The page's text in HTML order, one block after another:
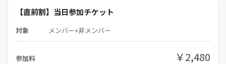
15:35~19:50
東京さくらトラム（都電荒川線）「 向原駅」 徒歩4分
東京メトロ丸ノ内線「新大塚駅」 徒歩7分
■開場時間：
【直前割】当日参加チケット
対象 メンバー+非メンバー
参加料 ￥2,480